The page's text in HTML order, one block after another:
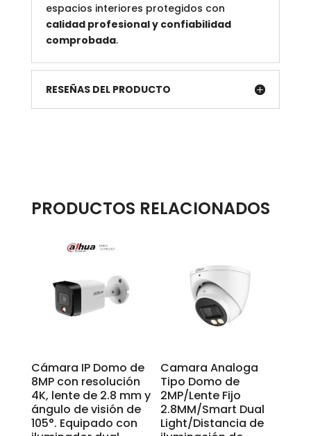
espacios interiores protegidos con
calidad profesional y confiabilidad
comprobada.
RESEÑAS DEL PRODUCTO
PRODUCTOS RELACIONADOS
Cámara IP Domo de
8MP con resolución
4K, lente de 2.8 mm y
ángulo de visión de
105°. Equipado con
Camara Analoga
Tipo Domo de
2MP/Lente Fijo
2.8MM/Smart Dual
Light/Distancia de